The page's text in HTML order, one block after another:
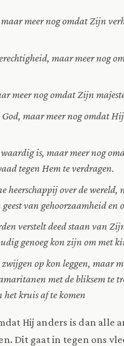
meer nog omdat Zijn
maar meer nog
meer nog omdat Zijn
maar meer nog omdat
is, maar meer nog
tegen Hem te verdragen.
heerschappij over de wereld,
van gehoorzaamheid en
verstelt deed staan van
genoeg kon zijn om met
op kon leggen, maar
met de bliksem te
het kruis af te komen
Hij anders is dan alle
Dit gaat in tegen ons